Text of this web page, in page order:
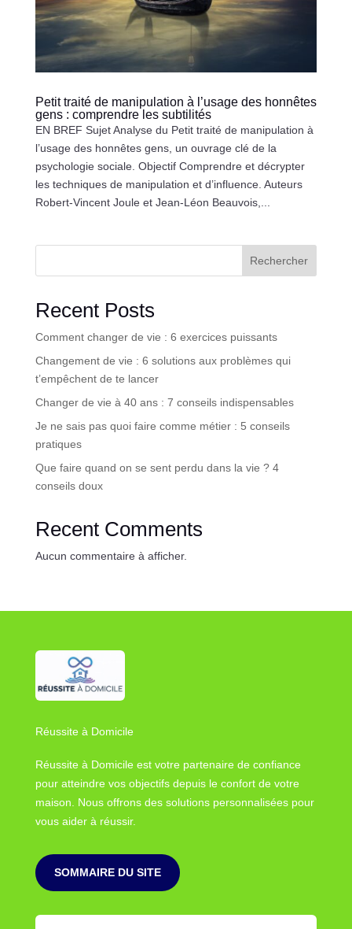
Petit traité de manipulation à l’usage des honnêtes
gens : comprendre les subtilités
EN BREF Sujet Analyse du Petit traité de manipulation à
l’usage des honnêtes gens, un ouvrage clé de la
psychologie sociale. Objectif Comprendre et décrypter
les techniques de manipulation et d’influence. Auteurs
Robert-Vincent Joule et Jean-Léon Beauvois,...
Rechercher
Recent Posts
Comment changer de vie : 6 exercices puissants
Changement de vie : 6 solutions aux problèmes qui
t’empêchent de te lancer
Changer de vie à 40 ans : 7 conseils indispensables
Je ne sais pas quoi faire comme métier : 5 conseils
pratiques
Que faire quand on se sent perdu dans la vie ? 4
conseils doux
Recent Comments
Aucun commentaire à afficher.
Réussite à Domicile
Réussite à Domicile est votre partenaire de confiance
pour atteindre vos objectifs depuis le confort de votre
maison. Nous offrons des solutions personnalisées pour
vous aider à réussir.
SOMMAIRE DU SITE